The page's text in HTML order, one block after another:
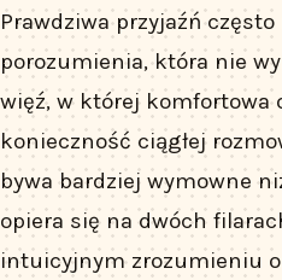
Prawdziwa przyjaźń
porozumienia, która nie
więź, w której komfortowa
konieczność ciągłej
bywa bardziej wymowne
opiera się na dwóch
intuicyjnym zrozumieniu